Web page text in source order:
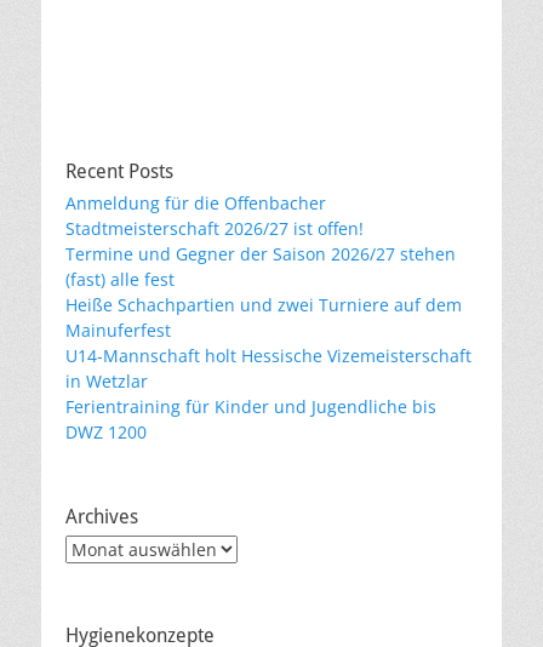
Recent Posts
Anmeldung für die Offenbacher
Stadtmeisterschaft 2026/27 ist offen!
Termine und Gegner der Saison 2026/27 stehen
(fast) alle fest
Heiße Schachpartien und zwei Turniere auf dem
Mainuferfest
U14-Mannschaft holt Hessische Vizemeisterschaft
in Wetzlar
Ferientraining für Kinder und Jugendliche bis
DWZ 1200
Archives
Archives
Hygienekonzepte